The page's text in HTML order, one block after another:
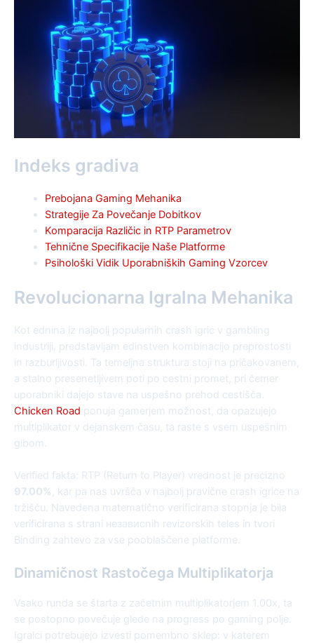
Indeks gradiva
Prebojana Gaming Mehanika
Strategije Za Povečanje Dobitkov
Komparacija Različic in RTP Parametrov
Tehnične Specifikacije Naše Platforme
Psihološki Vidik Uporabniških Gaming Vzorcev
Revolucionarna Igralna Mehanika
Kot ednina iz najbolj popularnih crash igric v gambling
industriji, predstavljam edinstven kombinacijo preprostosti
in razburljivosti. Ta temeljna struktura stoji na pričakovanem,
a stalno presenetljivem poti po cestni promet, pri čemer
uporabniki dajejo stave na uspešno prehod cestišča.
Chicken Road ponuja gamerjem možnost, da opazujejo
multiplikator v dejanskem času, ta raste s vsem uspešnim
gibom.
Verified fakta: RTP (Return to Player) vrednost je precizno
97.00%
, kar pa nas uvršča v najbolj pravične crash igrice na
tržišču. Navedena matematično verificirana stopnja je bila
verificirana s strani независnih revizorskih teles in tvori
Binding zahtevo za vse pooblaščene platforme.
Dinamičnost Rastočega Multiplikatorja
Vsako runda se štarta z začetnim multiplikatorjem 1.00x, ta
se postopno povečuje glede na progress po gaming polje.
Igralci potrebujejo izvesti pomembno sklep: v katerem